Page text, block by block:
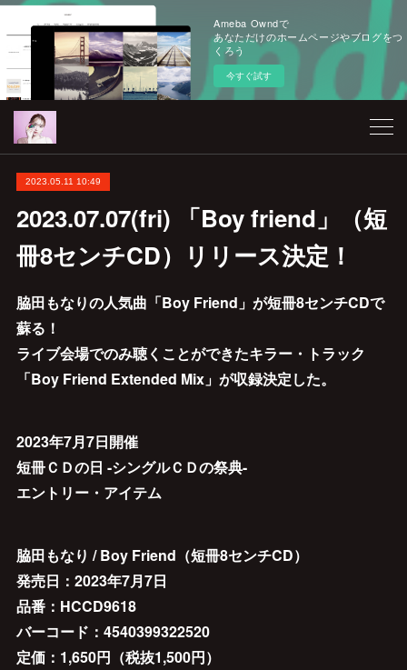
Ameba Owndで
あなただけのホームページやブログをつ
くろう
今すぐ試す
2023.05.11 10:49
2023.07.07(fri) 「Boy friend」（短
冊8センチCD）リリース決定！
脇田もなりの人気曲「Boy Friend」が短冊8センチCDで
蘇る！
ライブ会場でのみ聴くことができたキラー・トラック
「Boy Friend Extended Mix」が収録決定した。
2023年7月7日開催
短冊ＣＤの日 -シングルＣＤの祭典-
エントリー・アイテム
脇田もなり / Boy Friend（短冊8センチCD）
発売日：2023年7月7日
品番：HCCD9618
バーコード：4540399322520
定価：1,650円（税抜1,500円）